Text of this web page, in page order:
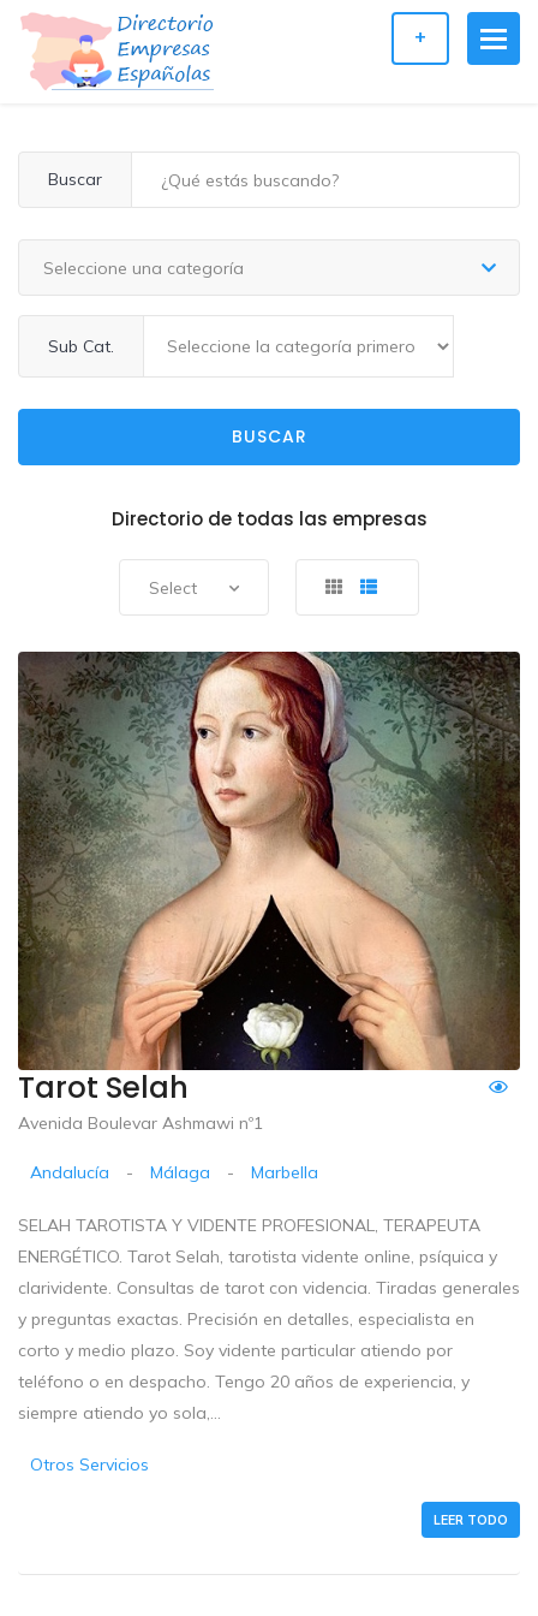
+
Buscar
Seleccione una categoría
Sub Cat.
BUSCAR
Directorio de todas las empresas
Select
Tarot Selah
Avenida Boulevar Ashmawi nº1
Andalucía - Málaga - Marbella
SELAH TAROTISTA Y VIDENTE PROFESIONAL, TERAPEUTA
ENERGÉTICO. Tarot Selah, tarotista vidente online, psíquica y
clarividente. Consultas de tarot con videncia. Tiradas generales
y preguntas exactas. Precisión en detalles, especialista en
corto y medio plazo. Soy vidente particular atiendo por
teléfono o en despacho. Tengo 20 años de experiencia, y
siempre atiendo yo sola,...
Otros Servicios
LEER TODO